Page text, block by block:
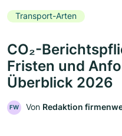
Transport-Arten
CO₂-
Fristen und
Überblick 2026
FW Von Redaktion